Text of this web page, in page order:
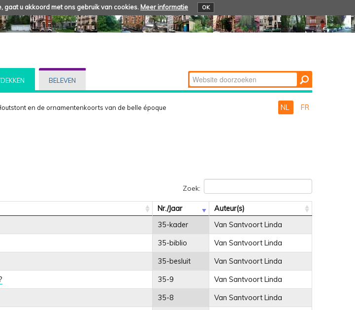
u akkoord met ons gebruik van cookies. Meer informatie OK
BELEVEN Zoek
Geavanceerd
en de ornamentenkoorts van de belle époque NL FR
Zoek:
Nr./Jaar
Auteur(s)
35-kader Van Santvoort Linda
35-biblio Van Santvoort Linda
35-besluit Van Santvoort Linda
35-9 Van Santvoort Linda
35-8 Van Santvoort Linda